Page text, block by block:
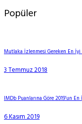
Popüler
Mutlaka İzlenmesi Gereken En
3 Temmuz 2018
IMDb Puanlarına Göre 2019’un
6 Kasım 2019